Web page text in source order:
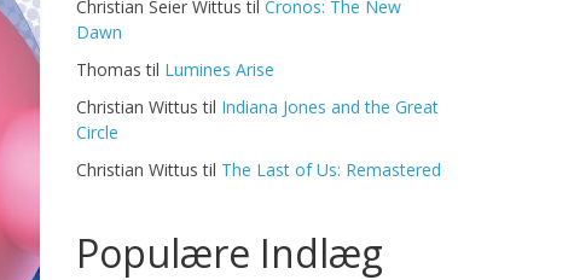
Christian Seier Wittus til Cronos: The New
Dawn
Thomas til Lumines Arise
Christian Wittus til Indiana Jones and the Great
Circle
Christian Wittus til The Last of Us: Remastered
Populære Indlæg